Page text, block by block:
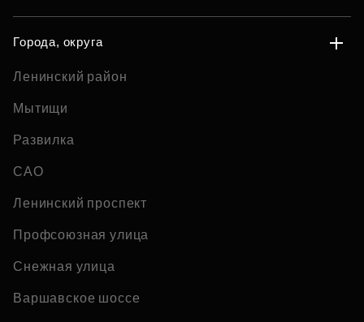
Города, округа
Ленинский район
Мытищи
Развилка
САО
Ленинский проспект
Профсоюзная улица
Снежная улица
Варшавское шоссе